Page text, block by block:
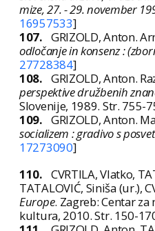
mize, 27. - 29. november
16957533]
107. GRIZOLD, Anton.
odločanje in konsenz :
27728384]
108. GRIZOLD, Anton.
perspektive družbenih
Slovenije, 1989. Str. 755-
109. GRIZOLD, Anton.
socializem : gradivo s
17273090]
110. CVRTILA, Vlatko,
TATALOVIĆ, Siniša (ur.),
Europe. Zagreb: Centar
kultura, 2010. Str. 150-